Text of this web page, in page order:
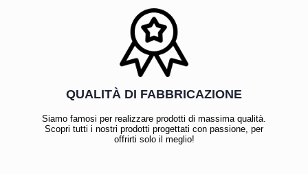
QUALITÀ DI FABBRICAZIONE
Siamo famosi per realizzare prodotti di massima qualità.
Scopri tutti i nostri prodotti progettati con passione, per
offrirti solo il meglio!